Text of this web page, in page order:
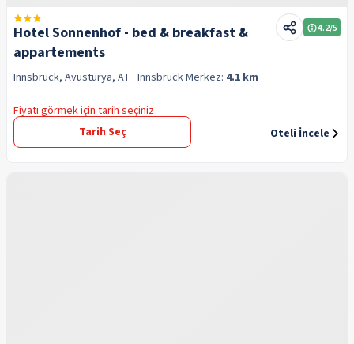
Hotel Sonnenhof - bed & breakfast &
appartements
4.2/5
Innsbruck, Avusturya, AT · InnsbruckMerkez: 4.1 km
Fiyatı görmek için tarih seçiniz
Tarih Seç
Oteli İncele